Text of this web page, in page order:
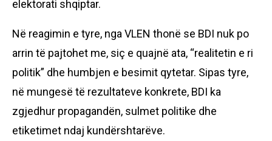
elektorati shqiptar.
Në reagimin e tyre, nga VLEN thonë se BDI nuk po
arrin të pajtohet me, siç e quajnë ata, “realitetin e ri
politik” dhe humbjen e besimit qytetar. Sipas tyre,
në mungesë të rezultateve konkrete, BDI ka
zgjedhur propagandën, sulmet politike dhe
etiketimet ndaj kundërshtarëve.